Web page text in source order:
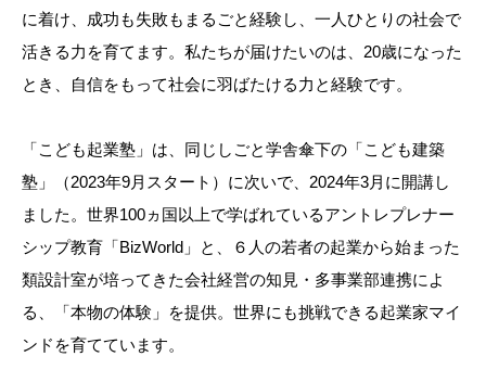
に着け、成功も失敗もまるごと経験し、一人ひとりの社会で
活きる力を育てます。私たちが届けたいのは、20歳になった
とき、自信をもって社会に羽ばたける力と経験です。
「こども起業塾」は、同じしごと学舎傘下の「こども建築
塾」（2023年9月スタート）に次いで、2024年3月に開講し
ました。世界100ヵ国以上で学ばれているアントレプレナー
シップ教育「BizWorld」と、６人の若者の起業から始まった
類設計室が培ってきた会社経営の知見・多事業部連携によ
る、「本物の体験」を提供。世界にも挑戦できる起業家マイ
ンドを育てています。